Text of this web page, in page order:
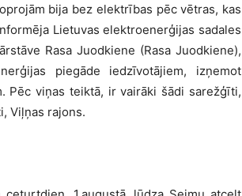
bija bez elektrības pēc vētras, kas
Lietuvas elektroenerģijas sadales
Rasa Juodkiene (Rasa Juodkiene),
piegāde iedzīvotājiem, izņemot
Pēc viņas teiktā, ir vairāki šādi sarežģīti,
Viļņas rajons.